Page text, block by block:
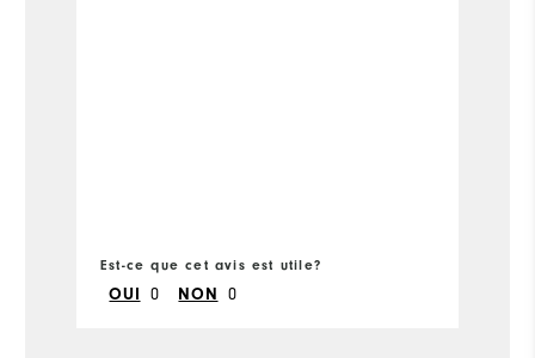
Est-ce que cet avis est utile?
OUI 0 NON 0